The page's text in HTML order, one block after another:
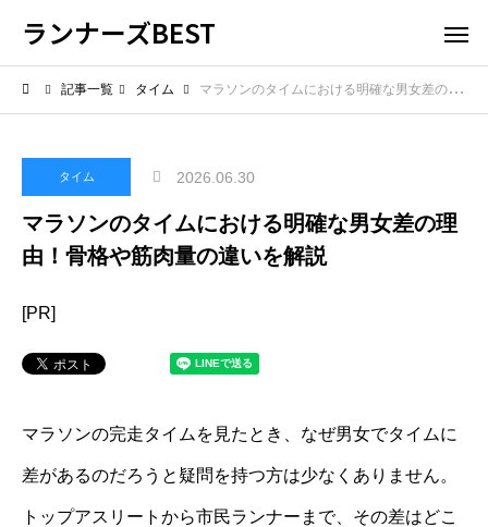
ランナーズBEST
記事一覧 タイム マラソンのタイムにおける明確な男女差の理由！骨格や筋肉量の違いを解説
タイム 2026.06.30
マラソンのタイムにおける明確な男女差の理
由！骨格や筋肉量の違いを解説
[PR]
マラソンの完走タイムを見たとき、なぜ男女でタイムに
差があるのだろうと疑問を持つ方は少なくありません。
トップアスリートから市民ランナーまで、その差はどこ